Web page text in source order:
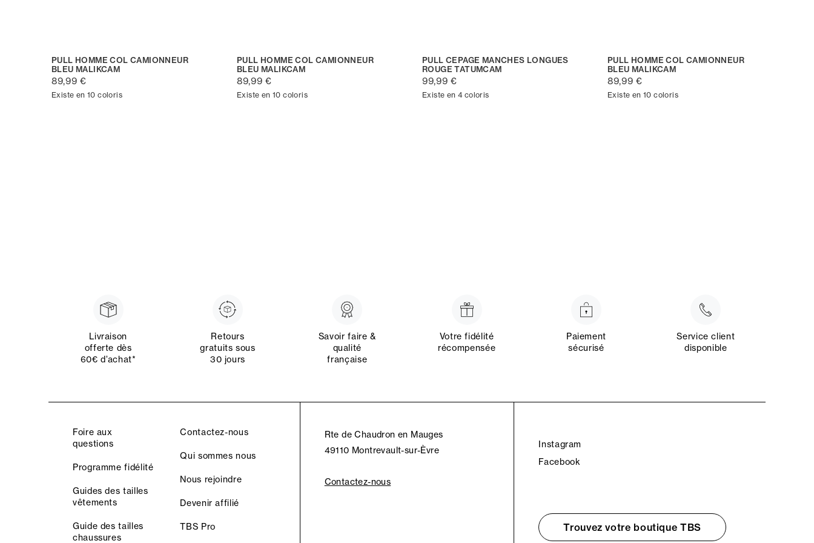
PULL HOMME COL CAMIONNEUR
BLEU MALIKCAM
89,99 €
Existe en 10 coloris
PULL HOMME COL CAMIONNEUR
BLEU MALIKCAM
89,99 €
Existe en 10 coloris
PULL CEPAGE MANCHES LONGUES
ROUGE TATUMCAM
99,99 €
Existe en 4 coloris
PULL HOMME COL CAMIONNEUR
BLEU MALIKCAM
89,99 €
Existe en 10 coloris
Livraison
offerte dès
60€ d’achat*
Retours
gratuits sous
30 jours
Savoir faire &
qualité
française
Votre fidélité
récompensée
Paiement
sécurisé
Service client
disponible
Foire aux
questions
Programme fidélité
Guides des tailles
vêtements
Guide des tailles
chaussures
Contactez-nous
Qui sommes nous
Nous rejoindre
Devenir affilié
TBS Pro
Rte de Chaudron en Mauges
49110 Montrevault-sur-Èvre
Contactez-nous
Instagram
Facebook
Trouvez votre boutique TBS